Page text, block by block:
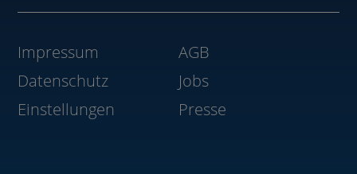
Impressum
AGB
Datenschutz
Jobs
Einstellungen
Presse